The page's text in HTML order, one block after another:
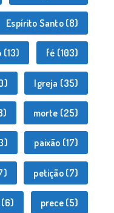
Espírito Santo(8)
(13) fé (103)
Igreja (35)
morte (25)
paixão (17)
petição(7)
(6) prece(5)